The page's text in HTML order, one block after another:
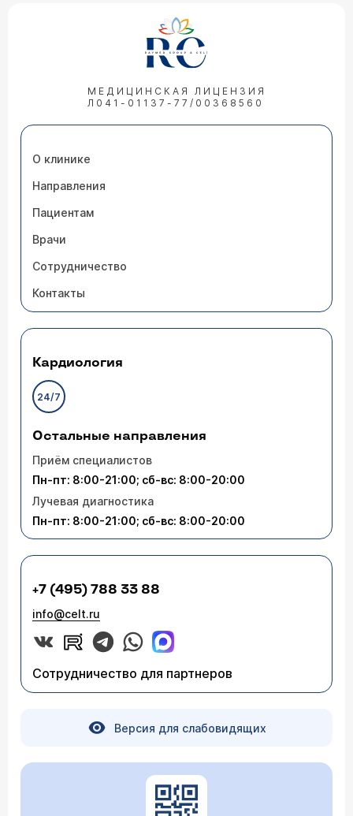
МЕДИЦИНСКАЯ ЛИЦЕНЗИЯ
Л041-01137-77/00368560
О клинике
Направления
Пациентам
Врачи
Сотрудничество
Контакты
Кардиология
24/7
Остальные направления
Приём специалистов
Пн-пт: 8:00-21:00; сб-вс: 8:00-20:00
Лучевая диагностика
Пн-пт: 8:00-21:00; сб-вс: 8:00-20:00
+7 (495) 788 33 88
info@celt.ru
Сотрудничество для партнеров
Версия для слабовидящих